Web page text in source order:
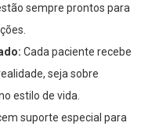
sempre prontos para
Cada paciente recebe
seja sobre
estilo de vida.
suporte especial para